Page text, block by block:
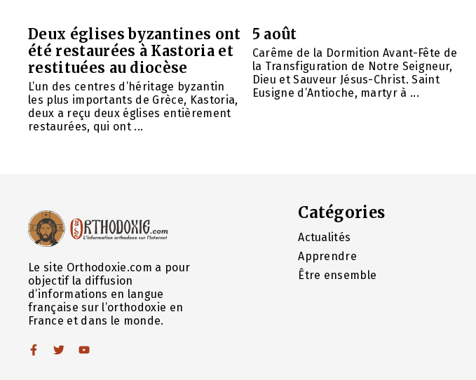
Deux églises byzantines ont
été restaurées à Kastoria et
restituées au diocèse
L’un des centres d’héritage byzantin
les plus importants de Grèce, Kastoria,
deux a reçu deux églises entièrement
restaurées, qui ont ...
5 août
Carême de la Dormition Avant-Fête de
la Transfiguration de Notre Seigneur,
Dieu et Sauveur Jésus-Christ. Saint
Eusigne d’Antioche, martyr à ...
Le site Orthodoxie.com a pour
objectif la diffusion
d’informations en langue
française sur l’orthodoxie en
France et dans le monde.
Catégories
Actualités
Apprendre
Être ensemble